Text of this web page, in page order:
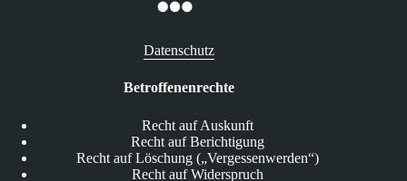
Datenschutz
Betroffenenrechte
Recht auf Auskunft
Recht auf Berichtigung
Recht auf Löschung („Vergessenwerden“)
Recht auf Widerspruch